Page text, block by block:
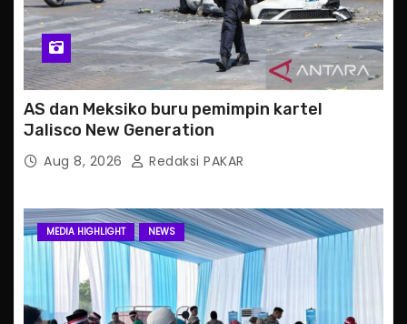
AS dan Meksiko buru pemimpin kartel
Jalisco New Generation
Aug 8, 2026 Redaksi PAKAR
MEDIA HIGHLIGHT NEWS